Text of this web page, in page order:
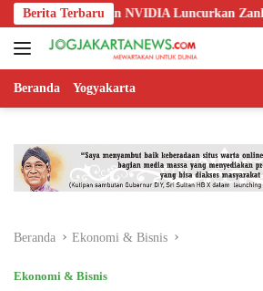
Langsung
ke
konten
Berita Terbaru
dan NVIDIA Luncurkan Zankore,
Beranda Yogyakarta
Beranda Ekonomi & Bisnis
Ekonomi & Bisnis